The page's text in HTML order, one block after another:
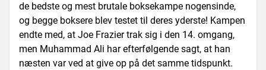
de bedste og mest brutale boksekampe nogensinde,
og begge boksere blev testet til deres yderste! Kampen
endte med, at Joe Frazier trak sig i den 14. omgang,
men Muhammad Ali har efterfølgende sagt, at han
næsten var ved at give op på det samme tidspunkt.